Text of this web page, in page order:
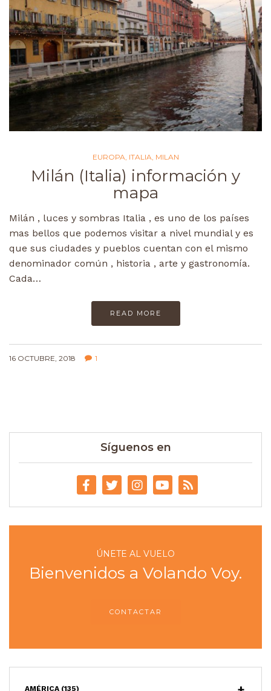
EUROPA ITALIA MILAN
Milán (Italia) información y
mapa
Milán , luces y sombras Italia , es uno de los países
mas bellos que podemos visitar a nivel mundial y es
que sus ciudades y pueblos cuentan con el mismo
denominador común , historia , arte y gastronomía.
Cada…
READ MORE
16 OCTUBRE, 2018 1
Síguenos en
ÚNETE AL VUELO
Bienvenidos a Volando Voy.
CONTACTAR
AMÉRICA (135)